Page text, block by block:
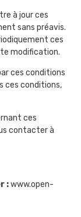
à jour ces
sans préavis.
ces
modification.
ces conditions
ces conditions,
ces
contacter à
:www.open-